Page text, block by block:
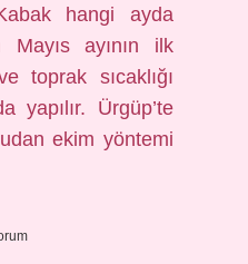
hangi ayda
ayının ilk
toprak sıcaklığı
yapılır. Ürgüp’te
ekim yöntemi